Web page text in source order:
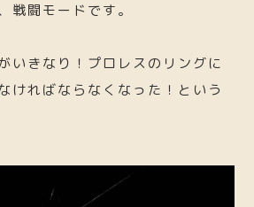
戦闘モードです。
いきなり！プロレスのリングに
ければならなくなった！という